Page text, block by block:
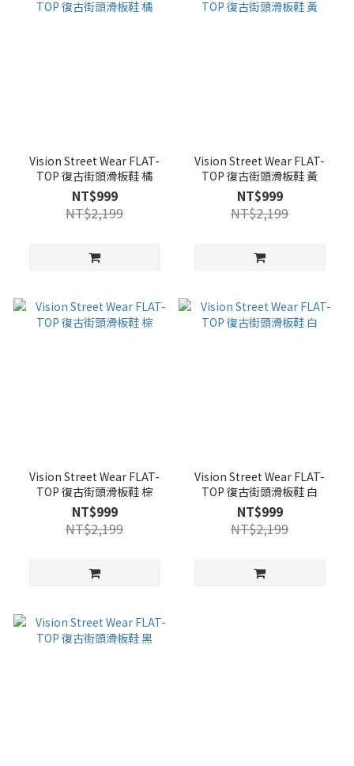
Vision Street Wear FLAT-
TOP 復古街頭滑板鞋 橘
NT$999
NT$2,199
Vision Street Wear FLAT-
TOP 復古街頭滑板鞋 黃
NT$999
NT$2,199
Vision Street Wear FLAT-
TOP 復古街頭滑板鞋 棕
NT$999
NT$2,199
Vision Street Wear FLAT-
TOP 復古街頭滑板鞋 白
NT$999
NT$2,199